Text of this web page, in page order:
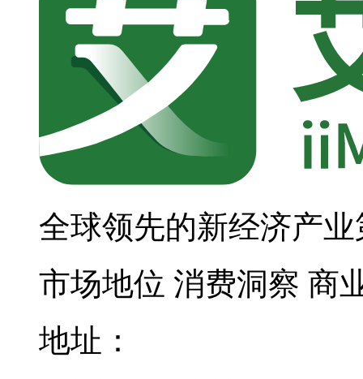
全球领先的新经济产
市场地位 消费洞察 商
地址：